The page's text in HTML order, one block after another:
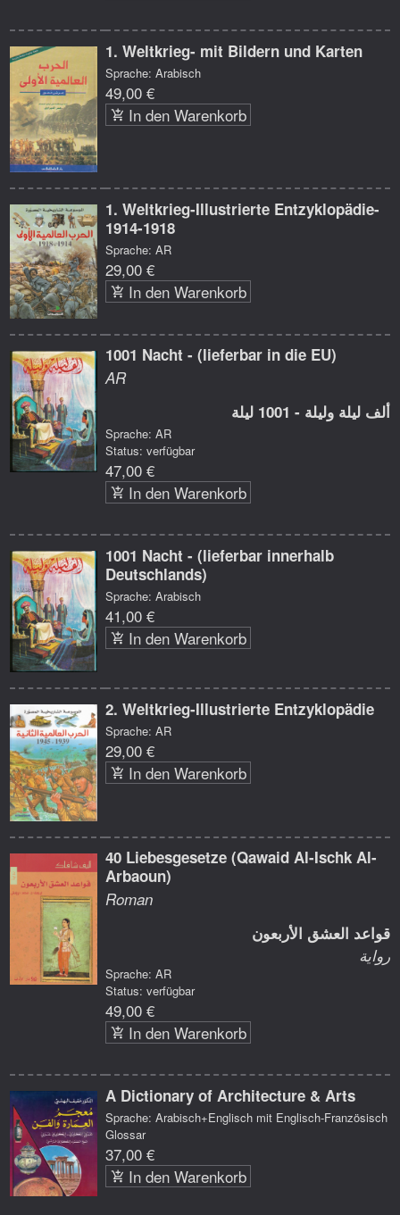
1. Weltkrieg- mit Bildern und Karten
Sprache: Arabisch
49,00 €
In den Warenkorb
1. Weltkrieg-Illustrierte Entzyklopädie-
1914-1918
Sprache: AR
29,00 €
In den Warenkorb
1001 Nacht - (lieferbar in die EU)
AR
ألف ليلة وليلة - 1001 ليلة
Sprache: AR
Status: verfügbar
47,00 €
In den Warenkorb
1001 Nacht - (lieferbar innerhalb
Deutschlands)
Sprache: Arabisch
41,00 €
In den Warenkorb
2. Weltkrieg-Illustrierte Entzyklopädie
Sprache: AR
29,00 €
In den Warenkorb
40 Liebesgesetze (Qawaid Al-Ischk Al-
Arbaoun)
Roman
قواعد العشق الأربعون
رواية
Sprache: AR
Status: verfügbar
49,00 €
In den Warenkorb
A Dictionary of Architecture & Arts
Sprache: Arabisch+Englisch mit Englisch-Französisch
Glossar
37,00 €
In den Warenkorb